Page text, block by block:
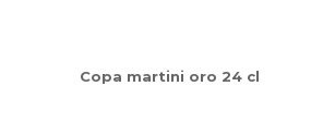
Copa martini oro 24 cl